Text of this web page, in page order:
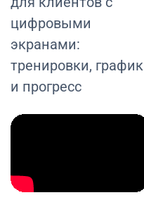
цифровыми
экранами:
тренировки, график
и прогресс